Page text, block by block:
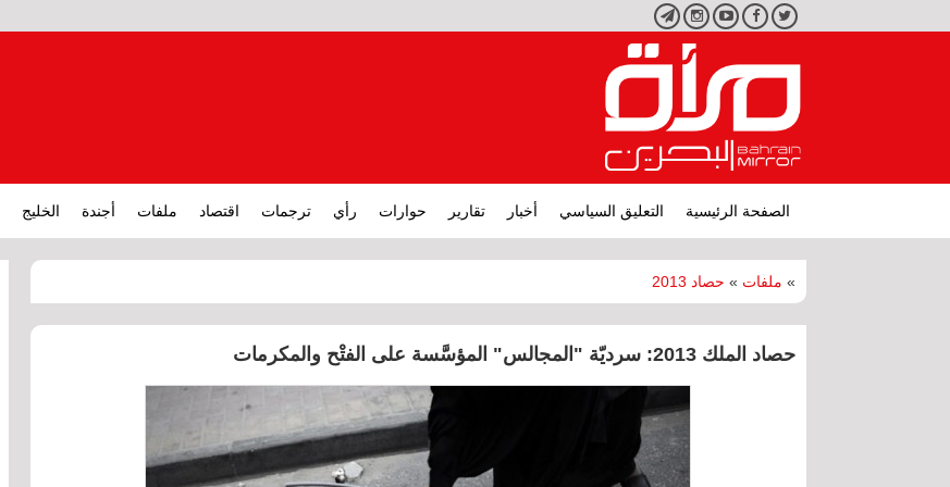
تويتر فيسبوكيوتيوبانستجرامتليجرام
الصفحة الرئيسية التعليق السياسي أخبار تقارير حوارات رأي ترجمات اقتصاد ملفات أجندة الخليج
» ملفات » حصاد 2013
حصاد الملك 2013: سرديّة "المجالس" المؤسَّسة على الفتْح والمكرمات